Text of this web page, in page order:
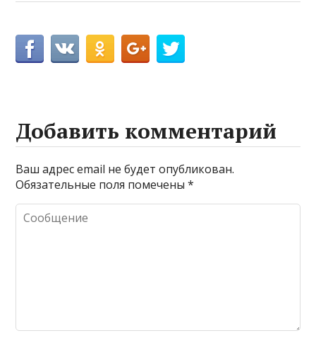
Добавить комментарий
Ваш адрес email не будет опубликован.
Обязательные поля помечены*